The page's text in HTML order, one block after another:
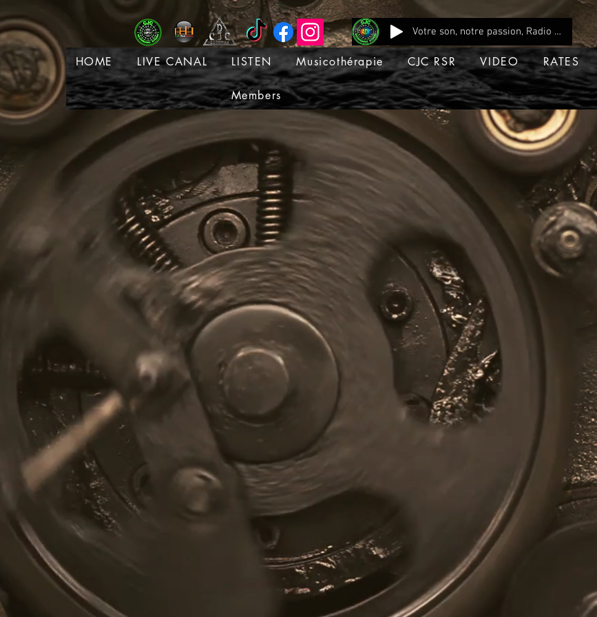
Votre son, notre passion, Radio CJC Recording Studio , là où chaque note prend vie !
HOME LIVE CANAL LISTEN Musicothérapie CJC RSR VIDEO RATES
Members